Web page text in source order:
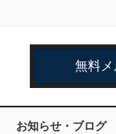
無料
お知らせ・ブログ